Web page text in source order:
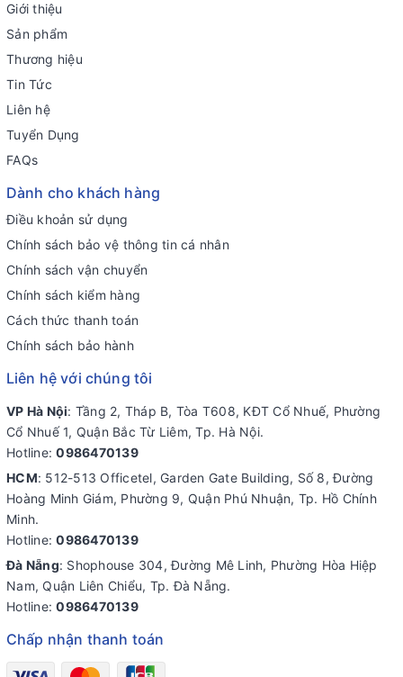
Giới thiệu
Sản phẩm
Thương hiệu
Tin Tức
Liên hệ
Tuyển Dụng
FAQs
Dành cho khách hàng
Điều khoản sử dụng
Chính sách bảo vệ thông tin cá nhân
Chính sách vận chuyển
Chính sách kiểm hàng
Cách thức thanh toán
Chính sách bảo hành
Liên hệ với chúng tôi
VP Hà Nội: Tầng 2, Tháp B, Tòa T608, KĐT Cổ Nhuế, Phường
Cổ Nhuế 1, Quận Bắc Từ Liêm, Tp. Hà Nội.
Hotline:0986470139
HCM: 512-513 Officetel, Garden Gate Building, Số 8, Đường
Hoàng Minh Giám, Phường 9, Quận Phú Nhuận, Tp. Hồ Chính
Minh.
Hotline:0986470139
Đà Nẵng: Shophouse 304, Đường Mê Linh, Phường Hòa Hiệp
Nam, Quận Liên Chiểu, Tp. Đà Nẵng.
Hotline:0986470139
Chấp nhận thanh toán